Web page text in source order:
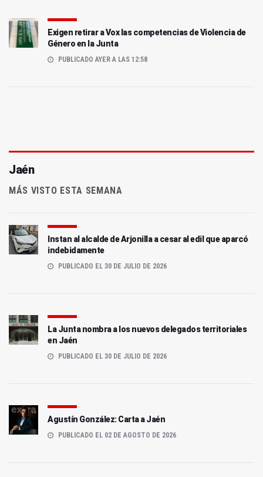
Exigen retirar a Vox las competencias de Violencia de
Género en la Junta
PUBLICADO AYER A LAS 12:58
Jaén
MÁS VISTO ESTA SEMANA
Instan al alcalde de Arjonilla a cesar al edil que aparcó
indebidamente
PUBLICADO EL 30 DE JULIO DE 2026
La Junta nombra a los nuevos delegados territoriales
en Jaén
PUBLICADO EL 30 DE JULIO DE 2026
Agustín González: Carta a Jaén
PUBLICADO EL 02 DE AGOSTO DE 2026